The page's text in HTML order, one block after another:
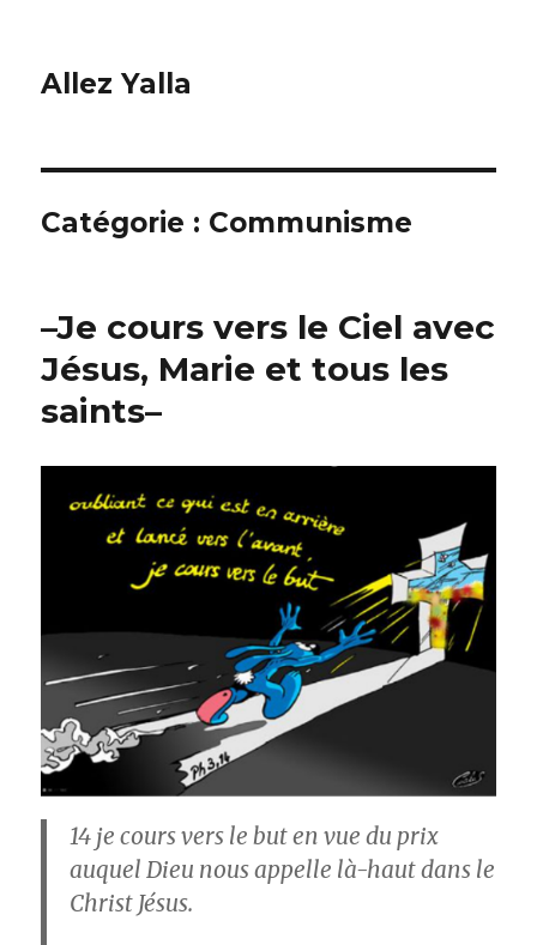
Allez Yalla
Catégorie : Communisme
–Je cours vers le Ciel avec
Jésus, Marie et tous les
saints–
14 je cours vers le but en vue du prix
auquel Dieu nous appelle là-haut dans le
Christ Jésus.